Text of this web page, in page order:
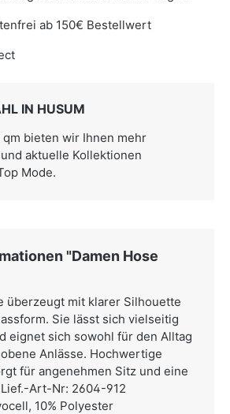
ab 150€ Bestellwert
IN HUSUM
qm bieten wir Ihnen mehr
aktuelle Kollektionen
Mode.
"Damen Hose
überzeugt mit klarer Silhouette
Sie lässt sich vielseitig
eignet sich sowohl für den Alltag
Anlässe. Hochwertige
für angenehmen Sitz und eine
Art-Nr: 2604-912
10% Polyester